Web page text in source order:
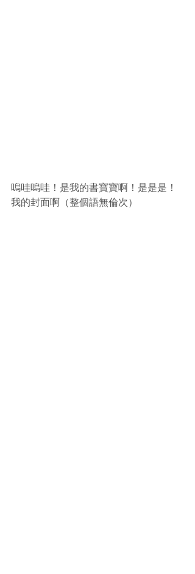
嗚哇嗚哇！是我的書寶寶啊！是是是！
我的封面啊（整個語無倫次）